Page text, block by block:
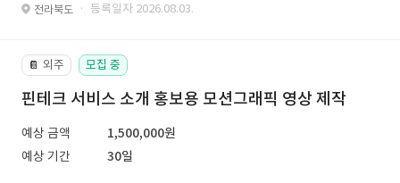
전라북도 · 등록일자 2026.08.03.
📔 외주 모집 중
핀테크 서비스 소개 홍보용 모션그래픽 영상 제작
예상 금액
1,500,000원
예상 기간
30일